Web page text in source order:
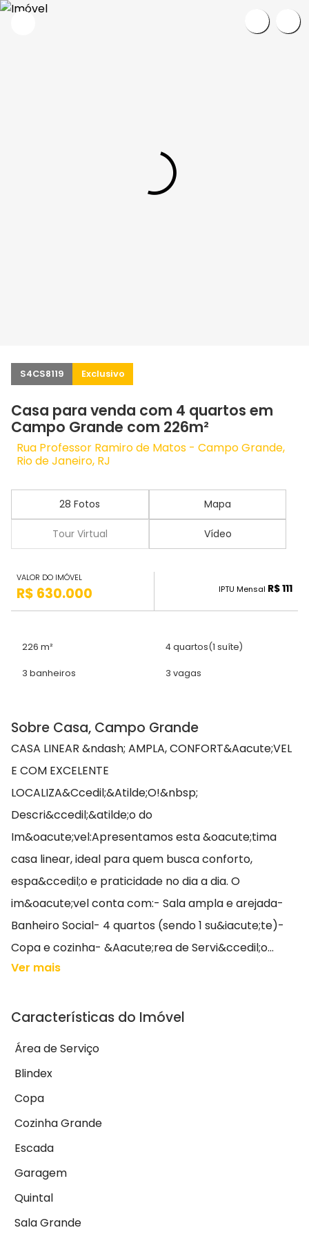
S4CS8119 Exclusivo
Casa para venda com 4 quartos em
Campo Grande com 226m²
Rua Professor Ramiro de Matos - Campo Grande,
Rio de Janeiro, RJ
28 Fotos Mapa
Tour Virtual Vídeo
VALOR DO IMÓVEL
R$ 630.000 IPTU Mensal R$ 111
226 m² 4 quartos(1 suíte)
3 banheiros 3 vagas
Sobre Casa, Campo Grande
CASA LINEAR &ndash; AMPLA, CONFORT&Aacute;VEL
E COM EXCELENTE
LOCALIZA&Ccedil;&Atilde;O!&nbsp;
Descri&ccedil;&atilde;o do
Im&oacute;vel:Apresentamos esta &oacute;tima
casa linear, ideal para quem busca conforto,
espa&ccedil;o e praticidade no dia a dia. O
im&oacute;vel conta com:- Sala ampla e arejada-
Banheiro Social- 4 quartos (sendo 1 su&iacute;te)-
Copa e cozinha- &Aacute;rea de Servi&ccedil;o...
Ver mais
Características do Imóvel
Área de Serviço
Blindex
Copa
Cozinha Grande
Escada
Garagem
Quintal
Sala Grande